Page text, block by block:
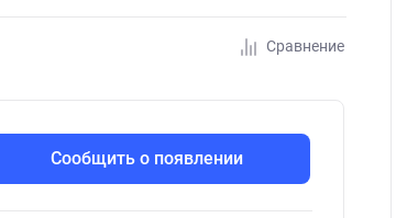
Сравнение
Сообщить о появлении